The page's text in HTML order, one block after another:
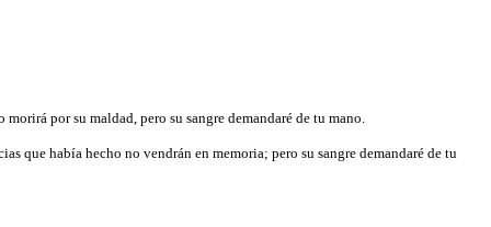
por su maldad, pero su sangre demandaré de tu mano.
que había hecho no vendrán en memoria; pero su sangre demandaré de tu